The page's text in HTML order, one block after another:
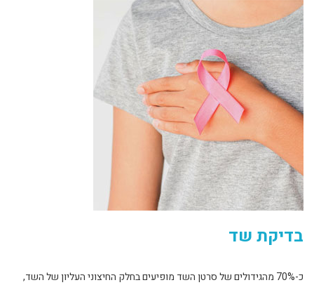
בדיקת שד
כ-70% מהגידולים של סרטן השד מופיעים בחלק החיצוני העליון של השד,